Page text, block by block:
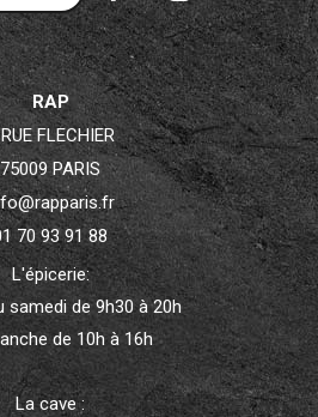
RAP
FLECHIER
75009 PARIS
70 93 91 88
L'épicerie:
samedi de 9h30 à 20h
de 10h à 16h
La cave :